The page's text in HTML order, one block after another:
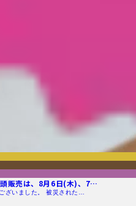
販売は、8月6日(木)、7…
ざいました。 被災された…